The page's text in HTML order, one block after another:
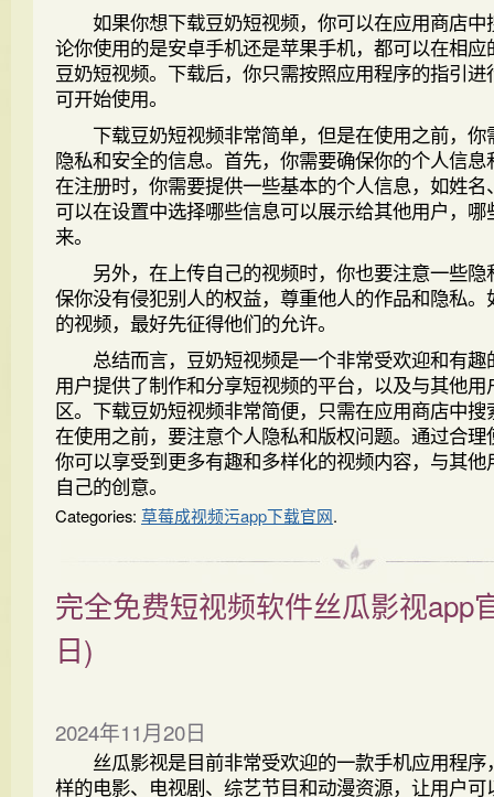
如果你想下载豆奶短视频，你可以在应用商店中
论你使用的是安卓手机还是苹果手机，都可以在相
豆奶短视频。下载后，你只需按照应用程序的指引
可开始使用。
下载豆奶短视频非常简单，但是在使用之前，你
隐私和安全的信息。首先，你需要确保你的个人信
在注册时，你需要提供一些基本的个人信息，如姓
可以在设置中选择哪些信息可以展示给其他用户，
来。
另外，在上传自己的视频时，你也要注意一些隐
保你没有侵犯别人的权益，尊重他人的作品和隐私
的视频，最好先征得他们的允许。
总结而言，豆奶短视频是一个非常受欢迎和有趣
用户提供了制作和分享短视频的平台，以及与其他
区。下载豆奶短视频非常简便，只需在应用商店中
在使用之前，要注意个人隐私和版权问题。通过合
你可以享受到更多有趣和多样化的视频内容，与其
自己的创意。
Categories: 草莓成视频污app下载官网.
完全免费短视频软件丝瓜影视app
日)
2024年11月20日
丝瓜影视是目前非常受欢迎的一款手机应用程序
样的电影、电视剧、综艺节目和动漫资源，让用户